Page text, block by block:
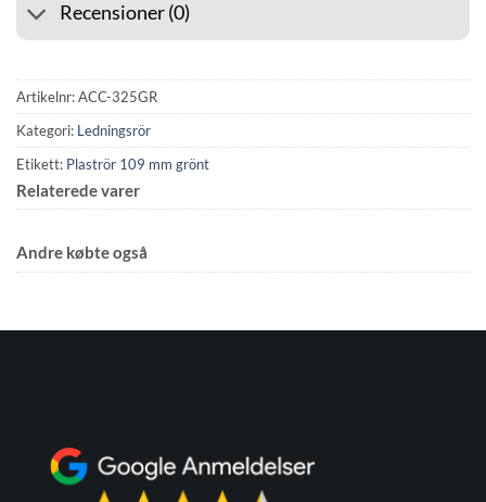
Recensioner (0)
Artikelnr:ACC-325GR
Kategori: Ledningsrör
Etikett: Plaströr 109 mm grönt
Relaterede varer
Andre købte også